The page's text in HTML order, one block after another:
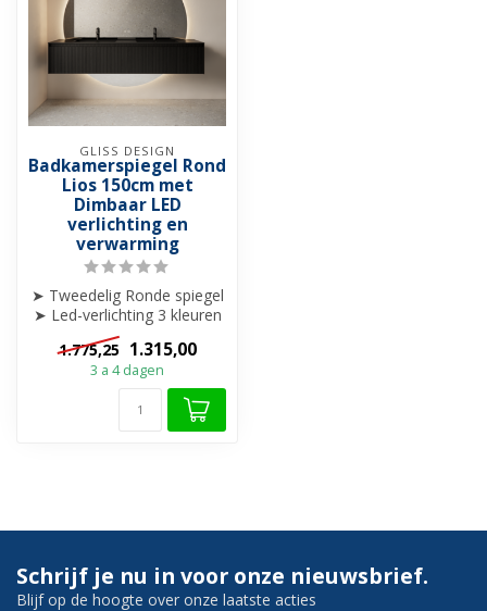
GLISS DESIGN
Badkamerspiegel Rond
Lios 150cm met
Dimbaar LED
verlichting en
verwarming
➤ Tweedelig Ronde spiegel
➤ Led-verlichting 3 kleuren
(2000K tot 6000K)
➤ Di...
1.775,25 1.315,00
3 a 4 dagen
Schrijf je nu in voor onze nieuwsbrief.
Blijf op de hoogte over onze laatste acties